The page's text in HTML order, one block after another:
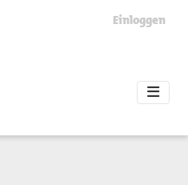
Einloggen